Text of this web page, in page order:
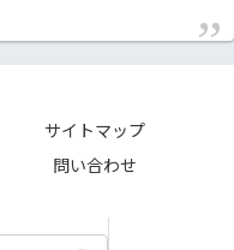
サイトマップ
問い合わせ